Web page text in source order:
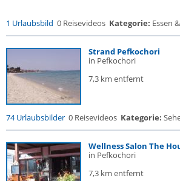
1 Urlaubsbild 0 Reisevideos Kategorie: Essen
Strand Pefkochori
in Pefkochori
7,3 km entfernt
74 Urlaubsbilder 0 Reisevideos Kategorie:
Wellness Salon The
in Pefkochori
7,3 km entfernt